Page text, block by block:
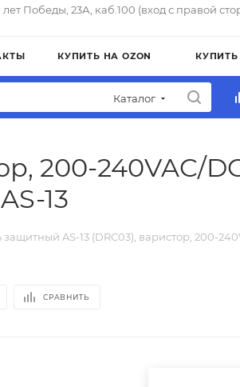
Победы, 23А, каб.100 (вход с правой
КУПИТЬ НА OZON КУПИТЬ
Каталог
200-240VAC/
13
AS-13 (DRC03), варистор, 200-
СРАВНИТЬ